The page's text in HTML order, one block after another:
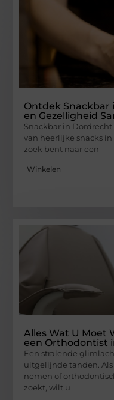
Ontdek Snackbar
en Gezelligheid
Snackbar in
van heerlijke snacks
zoek bent naar een
Winkelen
Alles Wat U Moet
een Orthodontist
Een stralende
uitgelijnde tanden.
nemen of
zoekt, wilt u